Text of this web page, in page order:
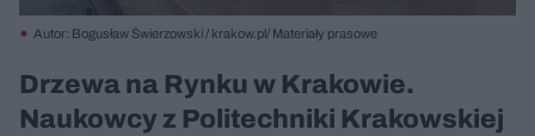
Autor: Bogusław Świerzowski / krakow.pl/ Materiały prasowe
Drzewa na Rynku w Krakowie.
Naukowcy z Politechniki Krakowskiej